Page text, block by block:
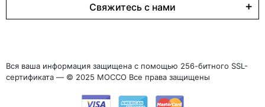
Свяжитесь с нами
Вся ваша информация защищена с помощью 256-битного SSL-
сертификата — © 2025 MOCCO Все права защищены